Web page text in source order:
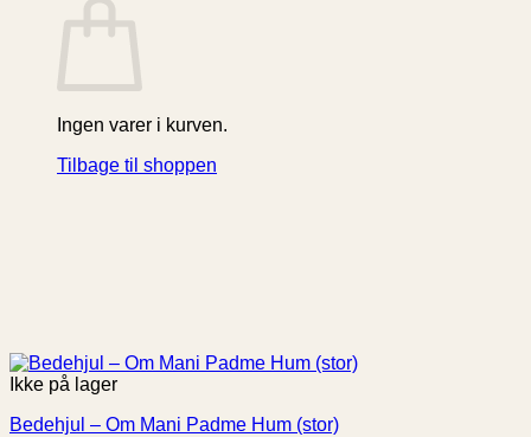
Ingen varer i kurven.
Tilbage til shoppen
Ikke på lager
Bedehjul – Om Mani Padme Hum (stor)